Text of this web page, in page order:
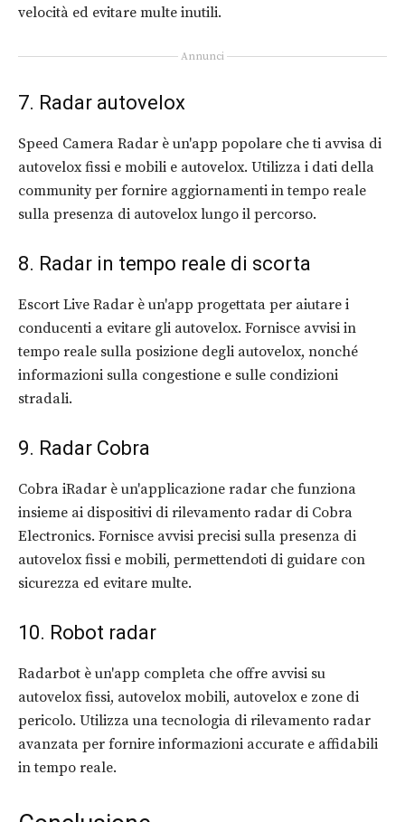
velocità ed evitare multe inutili.
Annunci
7. Radar autovelox
Speed Camera Radar è un'app popolare che ti avvisa di
autovelox fissi e mobili e autovelox. Utilizza i dati della
community per fornire aggiornamenti in tempo reale
sulla presenza di autovelox lungo il percorso.
8. Radar in tempo reale di scorta
Escort Live Radar è un'app progettata per aiutare i
conducenti a evitare gli autovelox. Fornisce avvisi in
tempo reale sulla posizione degli autovelox, nonché
informazioni sulla congestione e sulle condizioni
stradali.
9. Radar Cobra
Cobra iRadar è un'applicazione radar che funziona
insieme ai dispositivi di rilevamento radar di Cobra
Electronics. Fornisce avvisi precisi sulla presenza di
autovelox fissi e mobili, permettendoti di guidare con
sicurezza ed evitare multe.
10. Robot radar
Radarbot è un'app completa che offre avvisi su
autovelox fissi, autovelox mobili, autovelox e zone di
pericolo. Utilizza una tecnologia di rilevamento radar
avanzata per fornire informazioni accurate e affidabili
in tempo reale.